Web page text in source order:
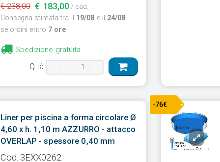
€ 238,00 € 183,00/ cad.
Consegna stimata tra il 19/08 e il 24/08
se ordini entro 7 ore
Spedizione gratuita
Q.tà - +
Liner per piscina a forma circolare Ø
4,60 x h. 1,10 m AZZURRO - attacco
OVERLAP - spessore 0,40 mm
Cod. 3EXX0262
-76€